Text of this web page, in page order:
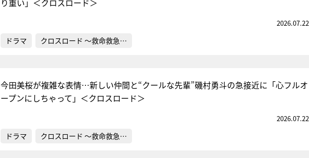
り重い」＜クロスロード＞
2026.07.22
ドラマ クロスロード ～救命救急…
今田美桜が複雑な表情…新しい仲間と“クールな先輩”磯村勇斗の急接近に「心フルオ
ープンにしちゃって」＜クロスロード＞
2026.07.22
ドラマ クロスロード ～救命救急…